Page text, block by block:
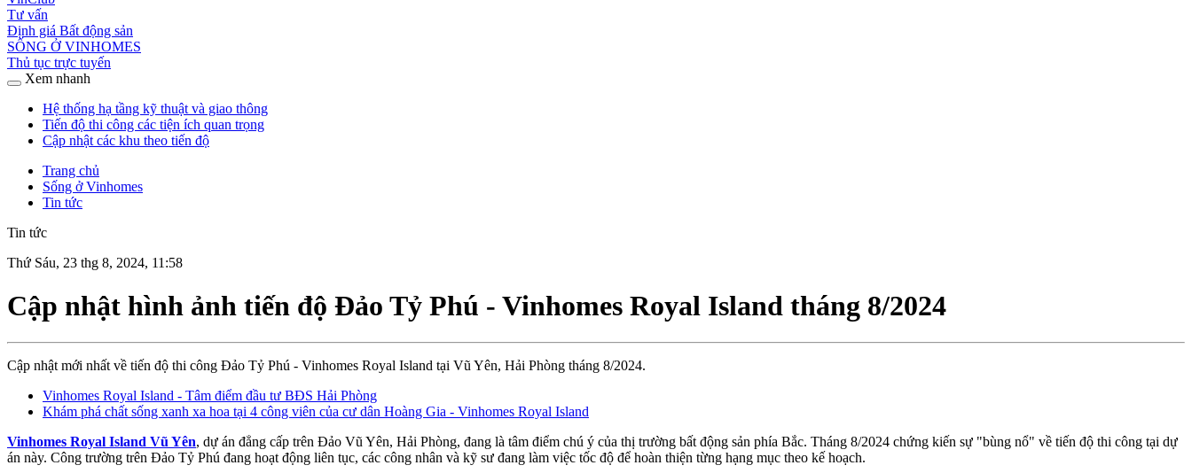
Tư vấn
Định giá Bất động sản
SỐNG Ở VINHOMES
Thủ tục trực tuyến
Xem nhanh
Hệ thống hạ tầng kỹ thuật và giao thông
Tiến độ thi công các tiện ích quan trọng
Cập nhật các khu theo tiến độ
Trang chủ
Sống ở Vinhomes
Tin tức
Tin tức
Thứ Sáu, 23 thg 8, 2024, 11:58
Cập nhật hình ảnh tiến độ Đảo Tỷ Phú - Vinhomes Royal Island tháng 8/2024
Cập nhật mới nhất về tiến độ thi công Đảo Tỷ Phú - Vinhomes Royal Island tại Vũ Yên, Hải Phòng tháng 8/2024.
Vinhomes Royal Island - Tâm điểm đầu tư BĐS Hải Phòng
Khám phá chất sống xanh xa hoa tại 4 công viên của cư dân Hoàng Gia - Vinhomes Royal Island
Vinhomes Royal Island Vũ Yên, dự án đẳng cấp trên Đảo Vũ Yên, Hải Phòng, đang là tâm điểm chú ý của thị trường bất động sản phía Bắc. Tháng 8/2024 chứng kiến ​​sự "bùng nổ" về tiến độ thi công tại dự
án này. Công trường trên Đảo Tỷ Phú đang hoạt động liên tục, các công nhân và kỹ sư đang làm việc tốc độ để hoàn thiện từng hạng mục theo kế hoạch.